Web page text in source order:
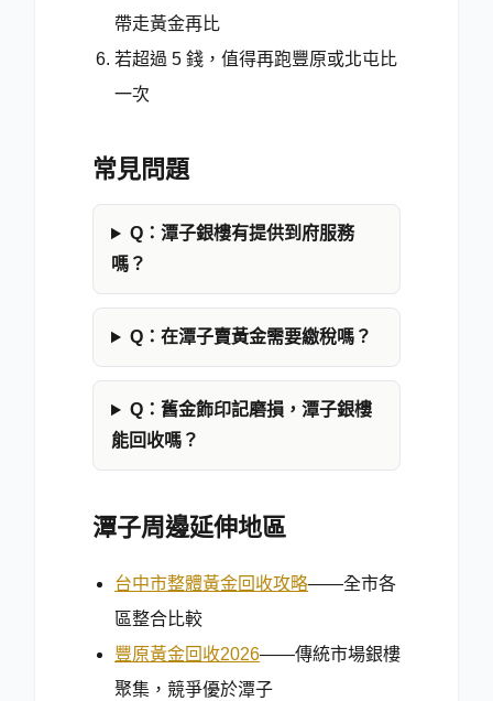
帶走黃金再比
若超過 5 錢，值得再跑豐原或北屯比
一次
常見問題
Q：潭子銀樓有提供到府服務
嗎？
Q：在潭子賣黃金需要繳稅嗎？
Q：舊金飾印記磨損，潭子銀樓
能回收嗎？
潭子周邊延伸地區
台中市整體黃金回收攻略——全市各
區整合比較
豐原黃金回收2026——傳統市場銀樓
聚集，競爭優於潭子